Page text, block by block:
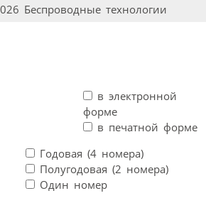
Беспроводные технологии
в электронной
форме
в печатной форме
Годовая (4 номера)
Полугодовая (2 номера)
Один номер